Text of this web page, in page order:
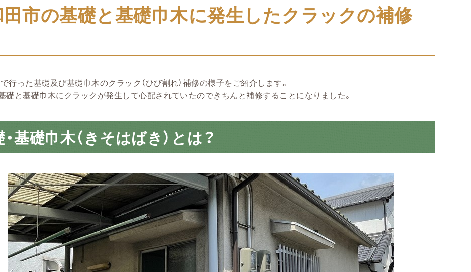
市の基礎と基礎巾木に発生したクラックの補修
行った基礎及び基礎巾木のクラック（ひび割れ）補修の様子をご紹介します。
礎と基礎巾木にクラックが発生して心配されていたのできちんと補修することになりました。
基礎巾木（きそはばき）とは？